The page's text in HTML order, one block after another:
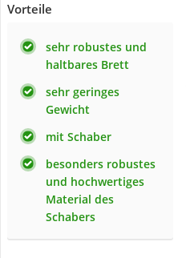
Vorteile
sehr robustes und
haltbares Brett
sehr geringes
Gewicht
mit Schaber
besonders robustes
und hochwertiges
Material des
Schabers